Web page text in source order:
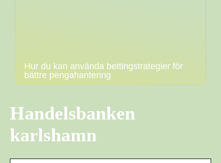
Hur du kan använda bettingstrategier för
bättre pengahantering
Handelsbanken
karlshamn